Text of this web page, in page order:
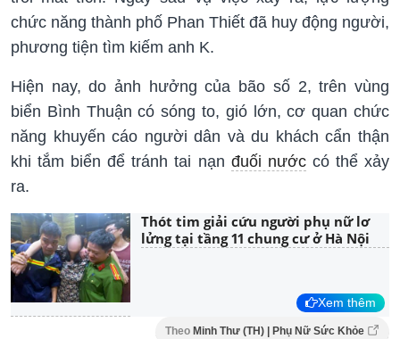
chức năng thành phố Phan Thiết đã huy động người,
phương tiện tìm kiếm anh K.
Hiện nay, do ảnh hưởng của bão số 2, trên vùng
biển Bình Thuận có sóng to, gió lớn, cơ quan chức
năng khuyến cáo người dân và du khách cẩn thận
khi tắm biển để tránh tai nạn đuối nướccó thể xảy
ra.
Thót tim giải cứu người phụ nữ lơ
lửng tại tầng 11 chung cư ở Hà Nội
Xem thêm
Theo Minh Thư (TH) | Phụ Nữ Sức Khỏe